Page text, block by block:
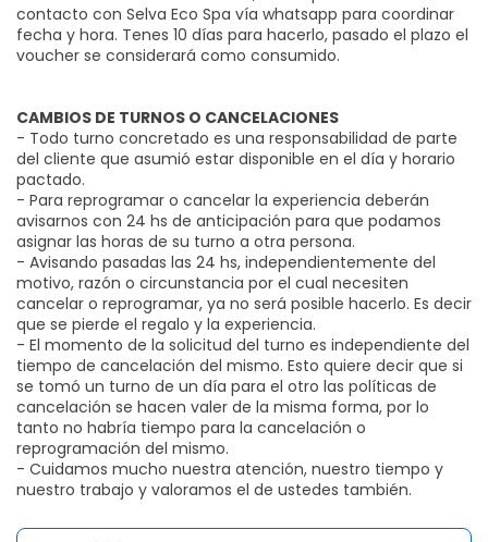
contacto con Selva Eco Spa vía whatsapp para coordinar
fecha y hora. Tenes 10 días para hacerlo, pasado el plazo el
voucher se considerará como consumido.
CAMBIOS DE TURNOS O CANCELACIONES
- Todo turno concretado es una responsabilidad de parte
del cliente que asumió estar disponible en el día y horario
pactado.
- Para reprogramar o cancelar la experiencia deberán
avisarnos con 24 hs de anticipación para que podamos
asignar las horas de su turno a otra persona.
- Avisando pasadas las 24 hs, independientemente del
motivo, razón o circunstancia por el cual necesiten
cancelar o reprogramar, ya no será posible hacerlo. Es decir
que se pierde el regalo y la experiencia.
- El momento de la solicitud del turno es independiente del
tiempo de cancelación del mismo. Esto quiere decir que si
se tomó un turno de un día para el otro las políticas de
cancelación se hacen valer de la misma forma, por lo
tanto no habría tiempo para la cancelación o
reprogramación del mismo.
- Cuidamos mucho nuestra atención, nuestro tiempo y
nuestro trabajo y valoramos el de ustedes también.